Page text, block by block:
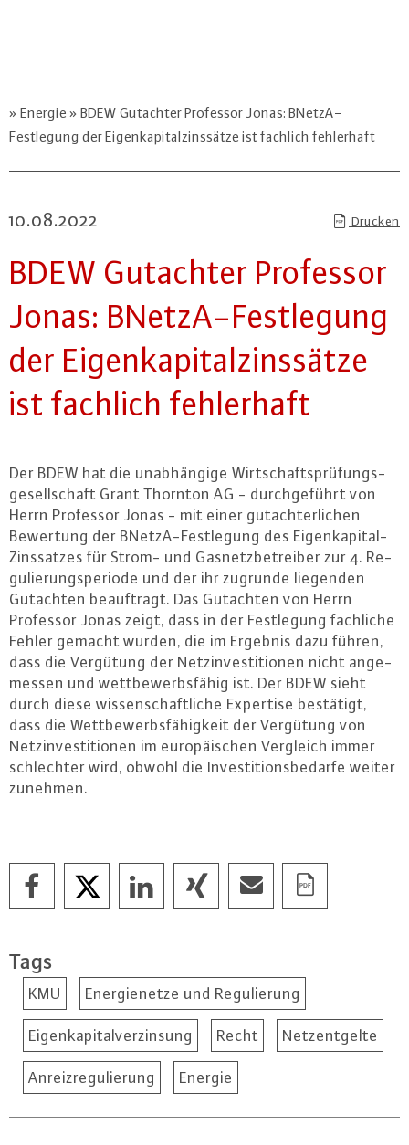
Energie
BDEW Gutachter Professor Jonas: BNetzA-
Festlegung der Eigenkapitalzinssätze ist fachlich fehlerhaft
10.08.2022 Drucken
BDEW Gutachter Professor
Jonas: BNetzA-Fest­le­gung
der Ei­gen­ka­pi­tal­zins­sät­ze
ist fachlich feh­ler­haft
Der BDEW hat die un­ab­hän­gi­ge Wirt­schafts­prü­fungs­
ge­sell­schaft Grant Thornton AG - durch­ge­führt von
Herrn Professor Jonas - mit einer gut­ach­ter­li­chen
Bewertung der BNetzA-Fest­le­gung des Ei­gen­ka­pi­tal-
Zins­sat­zes für Strom- und Gas­netz­be­trei­ber zur 4. Re­
gu­lie­rungs­pe­ri­ode und der ihr zugrunde liegenden
Gutachten be­auf­tragt. Das Gutachten von Herrn
Professor Jonas zeigt, dass in der Fest­le­gung fachliche
Fehler gemacht wurden, die im Ergebnis dazu führen,
dass die Vergütung der Netz­in­ves­ti­tio­nen nicht an­ge­
mes­sen und wett­be­werbs­fä­hig ist. Der BDEW sieht
durch diese wis­sen­schaft­li­che Expertise bestätigt,
dass die Wett­be­werbs­fä­hig­keit der Vergütung von
Netz­in­ves­ti­tio­nen im eu­ro­päi­schen Vergleich immer
schlech­ter wird, obwohl die In­ves­ti­ti­ons­be­dar­fe weiter
zunehmen.
Tags
KMU Energienetze und Regulierung
Eigenkapitalverzinsung Recht Netzentgelte
Anreizregulierung Energie